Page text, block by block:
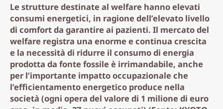
Le strutture destinate al welfare hanno elevati
consumi energetici, in ragione dell’elevato livello
di comfort da garantire ai pazienti. Il mercato del
welfare registra una enorme e continua crescita
e la necessità di ridurre il consumo di energia
prodotta da fonte fossile è irrimandabile, anche
per l’importante impatto occupazionale che
l’efficientamento energetico produce nella
società (ogni opera del valore di 1 milione di euro